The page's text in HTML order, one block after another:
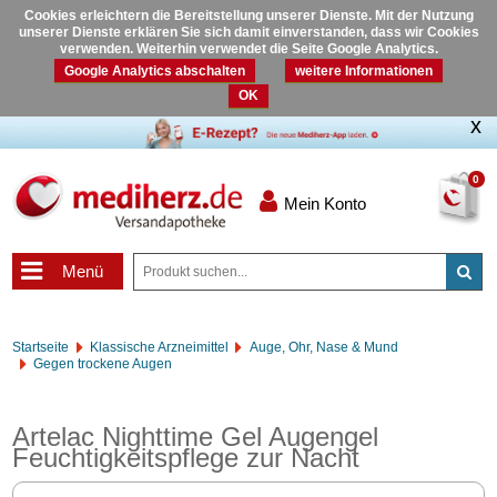
Cookies erleichtern die Bereitstellung unserer Dienste. Mit der Nutzung
unserer Dienste erklären Sie sich damit einverstanden, dass wir Cookies
verwenden. Weiterhin verwendet die Seite Google Analytics.
Google Analytics abschalten
weitere Informationen
OK
0
Mein Konto
Menü
Startseite Klassische Arzneimittel
Auge, Ohr, Nase & Mund
Gegen trockene Augen
Artelac Nighttime Gel Augengel
Feuchtigkeitspflege zur Nacht